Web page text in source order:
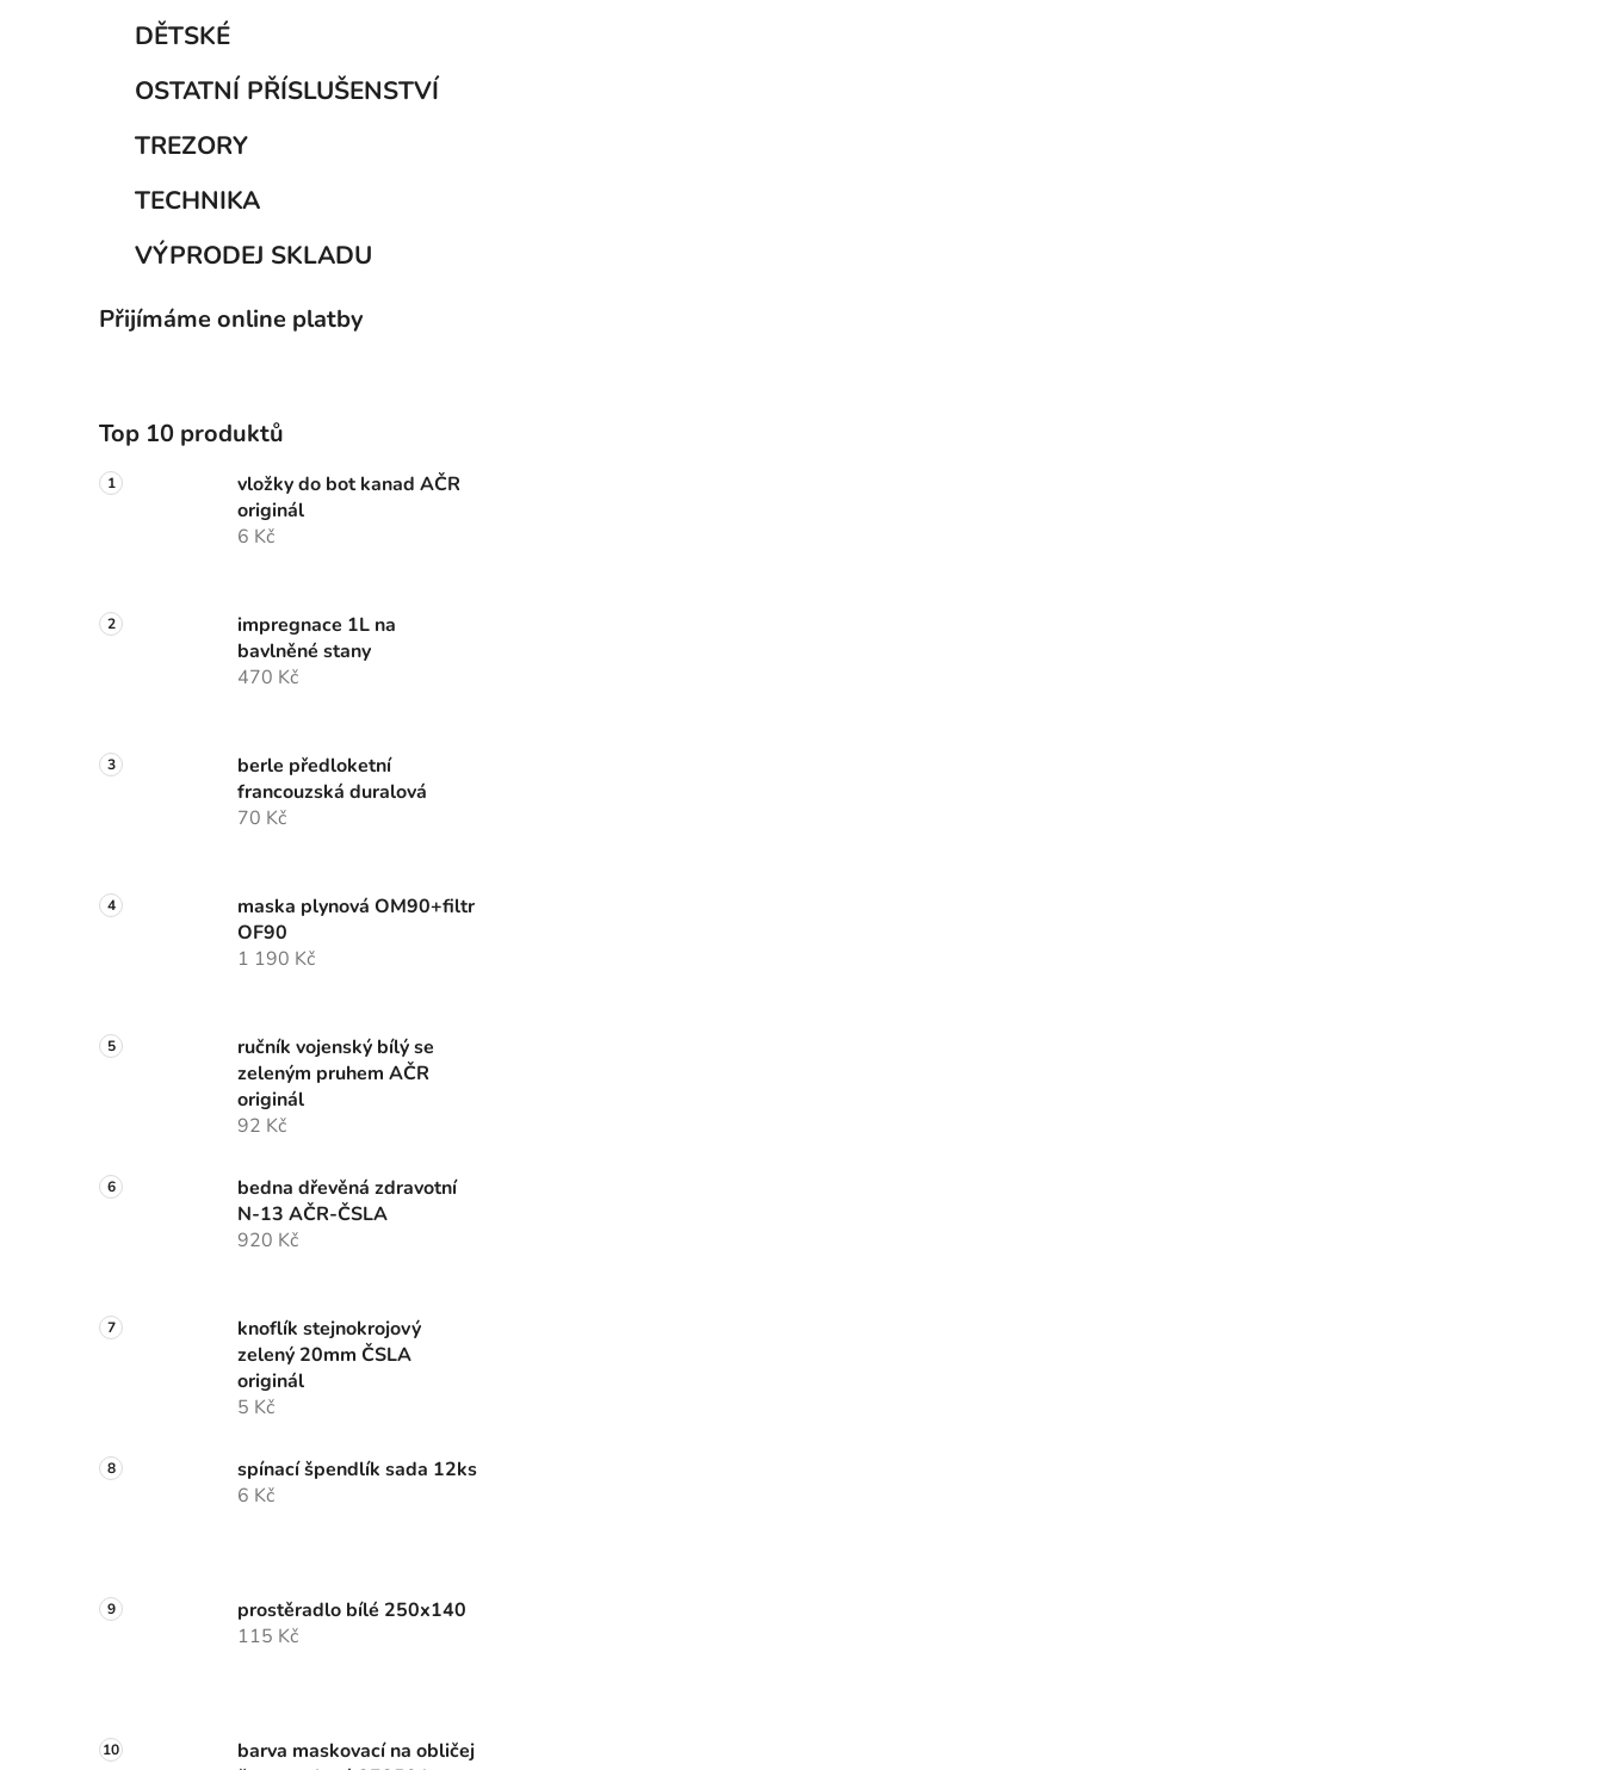
DĚTSKÉ
OSTATNÍ PŘÍSLUŠENSTVÍ
TREZORY
TECHNIKA
VÝPRODEJ SKLADU
Přijímáme online platby
Top 10 produktů
vložky do bot kanad AČR
originál
6 Kč
impregnace 1L na
bavlněné stany
470 Kč
berle předloketní
francouzská duralová
70 Kč
maska plynová OM90+filtr
OF90
1 190 Kč
ručník vojenský bílý se
zeleným pruhem AČR
originál
92 Kč
bedna dřevěná zdravotní
N-13 AČR-ČSLA
920 Kč
knoflík stejnokrojový
zelený 20mm ČSLA
originál
5 Kč
spínací špendlík sada 12ks
6 Kč
prostěradlo bílé 250x140
115 Kč
barva maskovací na obličej